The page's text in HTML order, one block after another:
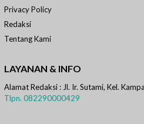
Privacy Policy
Redaksi
Tentang Kami
LAYANAN & INFO
Alamat Redaksi : Jl. Ir. Sutami, Kel.
Tlpn. 082290000429